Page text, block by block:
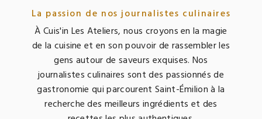
La passion de nos journalistes culinaires
À Cuis'in Les Ateliers, nous croyons en la magie
de la cuisine et en son pouvoir de rassembler les
gens autour de saveurs exquises. Nos
journalistes culinaires sont des passionnés de
gastronomie qui parcourent Saint-Émilion à la
recherche des meilleurs ingrédients et des